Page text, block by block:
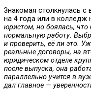
Знакомая столкнулась с
на 4 года или в колледж
юристом, но боялась, что
нормальную работу.
и проверить, её ли это.
реальные договоры, на
юридическом отделе
после выпуска, она
параллельно учится в
дал главное —